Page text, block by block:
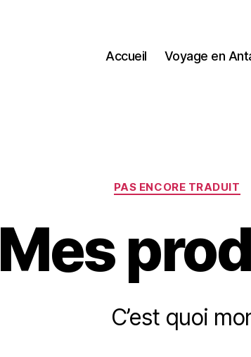
Accueil Voyage en
PAS ENCORE TRADUIT
Mes
C’est quoi